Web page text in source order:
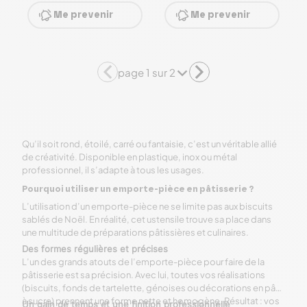
Me prevenir Me prevenir
page 1 sur 2
Qu’il soit rond, étoilé, carré ou fantaisie, c’est un véritable allié
de créativité. Disponible en plastique, inox ou métal
professionnel, il s’adapte à tous les usages.
Pourquoi utiliser un emporte-pièce en pâtisserie ?
L’utilisation d’un emporte-pièce ne se limite pas aux biscuits
sablés de Noël. En réalité, cet ustensile trouve sa place dans
une multitude de préparations pâtissières et culinaires.
Des formes régulières et précises
L’un des grands atouts de l’emporte-pièce pour faire de la
pâtisserie est sa précision. Avec lui, toutes vos réalisations
(biscuits, fonds de tartelette, génoises ou décorations en pâte
à sucre) prennent une forme nette et homogène. Résultat : vos
Un gain de temps et une finition professionnelle